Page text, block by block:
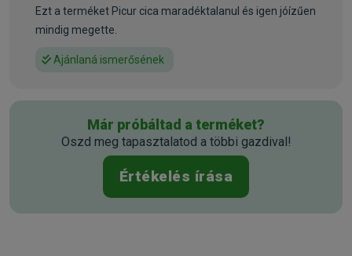
Már próbáltad a terméket?
Oszd meg tapasztalatod a többi gazdival!
Értékelés írása
Ezt a terméket Picur cica maradéktalanul és igen jóízűen
mindig megette.
Ajánlaná ismerősének